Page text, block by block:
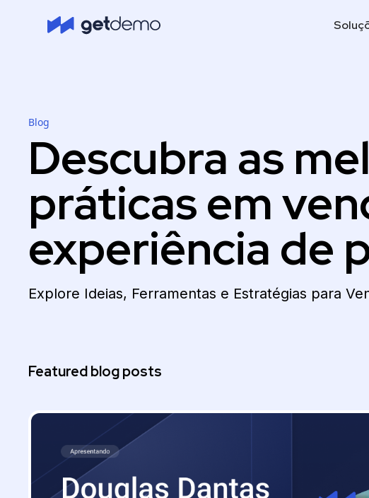
Blog
Descubra as
práticas em
experiência de
Explore Ideias, Ferramentas e Estratégias para
Featured blog posts